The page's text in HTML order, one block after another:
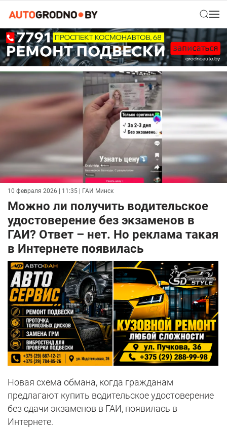
10 февраля 2026 | 11:35 | ГАИ Минск
Можно ли получить водительское
удостоверение без экзаменов в
ГАИ? Ответ – нет. Но реклама такая
в Интернете появилась
Новая схема обмана, когда гражданам
предлагают купить водительское удостоверение
без сдачи экзаменов в ГАИ, появилась в
Интернете.